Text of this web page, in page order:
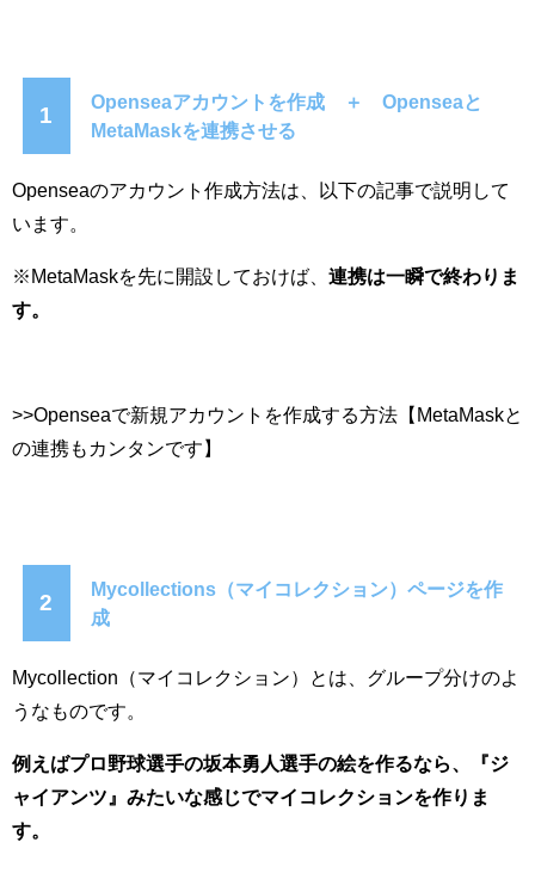
1
Openseaアカウントを作成 ＋ Openseaと
MetaMaskを連携させる
Openseaのアカウント作成方法は、以下の記事で説明して
います。
※MetaMaskを先に開設しておけば、 連携は一瞬で終わりま
す。
>>Openseaで新規アカウントを作成する方法【MetaMaskと
の連携もカンタンです】
2
Mycollections（マイコレクション）ページを作
成
Mycollection（マイコレクション）とは、グループ分けのよ
うなものです。
例えばプロ野球選手の坂本勇人選手の絵を作るなら、『ジ
ャイアンツ』みたいな感じでマイコレクションを作りま
す。